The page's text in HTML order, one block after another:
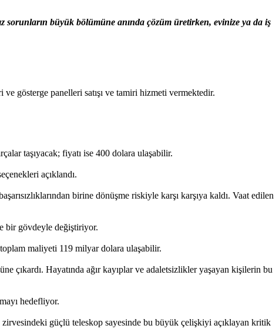
sorunların büyük bölümüne anında çözüm üretirken, evinize ya da iş
gösterge panelleri satışı ve tamiri hizmeti vermektedir.
taşıyacak; fiyatı ise 400 dolara ulaşabilir.
açıklandı.
birine dönüşme riskiyle karşı karşıya kaldı. Vaat edilen
bir gövdeyle değiştiriyor.
maliyeti 119 milyar dolara ulaşabilir.
çıkardı. Hayatında ağır kayıplar ve adaletsizlikler yaşayan kişilerin bu
hedefliyor.
zirvesindeki güçlü teleskop sayesinde bu büyük çelişkiyi açıklayan kritik